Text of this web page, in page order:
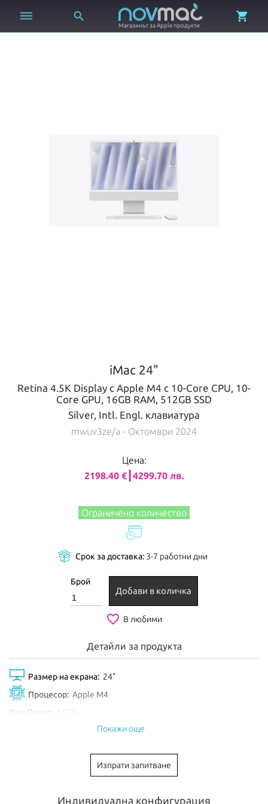
 
Магазинът за Apple продукти

iMac 24"
Retina 4.5K Display с Apple M4 с 10-Core CPU, 10-
Core GPU, 16GB RAM, 512GB SSD
Silver, Intl. Engl. клавиатура
mwuv3ze/a - Октомври 2024
Цена:
2198.40 €┃4299.70 лв.
Ограничено количество
Срок за доставка:3-7 работни дни
Брой
Добави в количка
favorite_border В любими
Детайли за продукта
Размер на екрана: 24"
Процесор: Apple M4
Рам Памет:
16GB
512GB SSD
International
195949595325
Покажи още
Изпрати запитване
Индивидуална конфигурация